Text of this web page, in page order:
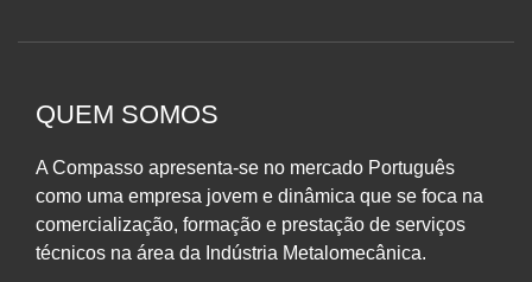
QUEM SOMOS
A Compasso apresenta-se no mercado Português
como uma empresa jovem e dinâmica que se foca na
comercialização, formação e prestação de serviços
técnicos na área da Indústria Metalomecânica.